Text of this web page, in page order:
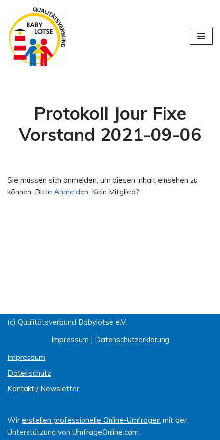
Zum
Inhalt
springen
Protokoll Jour Fixe
Vorstand 2021-09-06
Sie müssen sich anmelden, um diesen Inhalt einsehen zu
können. Bitte Anmelden. Kein Mitglied?
(c) Qualitätsverbund Babylotse e.V.
Impressum | Datenschutzerklärung
Impressum
Datenschutz
Kontakt / Newsletter
Wir erstellen professionelle Online-Umfragen mit der
Unterstützung von UmfrageOnline.com.